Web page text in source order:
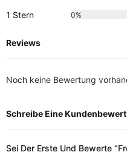
1 Stern 0%
Reviews
Noch keine Bewertung
Schreibe Eine
Sei Der Erste Und Bewerte